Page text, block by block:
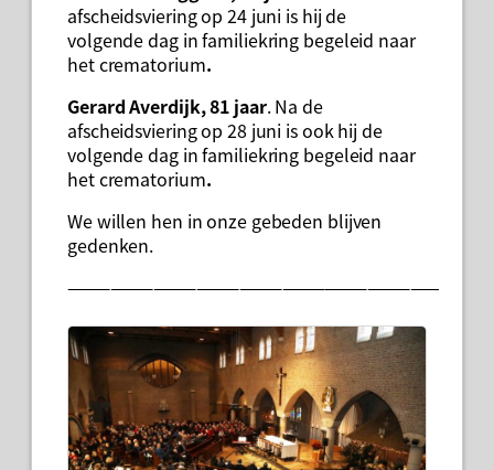
afscheidsviering op 24 juni is hij de
volgende dag in familiekring begeleid naar
het crematorium.
Gerard Averdijk, 81 jaar. Na de
afscheidsviering op 28 juni is ook hij de
volgende dag in familiekring begeleid naar
het crematorium.
We willen hen in onze gebeden blijven
gedenken.
——————————————————————————